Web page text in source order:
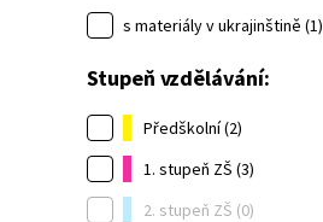
s materiály v ukrajinštině (1)
Stupeň vzdělávání:
Předškolní (2)
1. stupeň ZŠ (3)
2. stupeň ZŠ (0)